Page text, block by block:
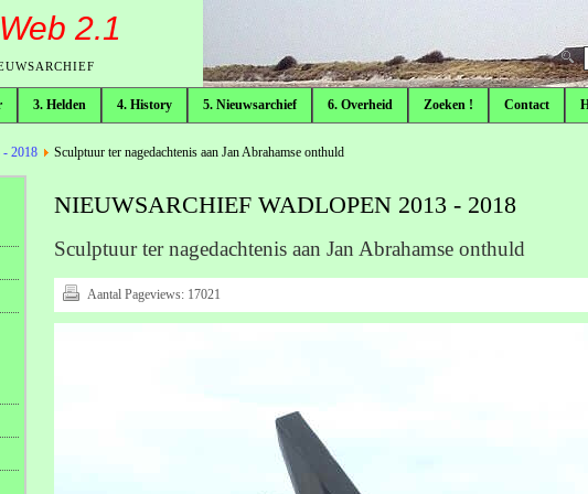
2.1
3. Helden 4. History 5. Nieuwsarchief 6. Overheid Zoeken ! Contact
- 2018 Sculptuur ter nagedachtenis aan Jan Abrahamse onthuld
NIEUWSARCHIEF WADLOPEN 2013 - 2018
Sculptuur ter nagedachtenis aan Jan Abrahamse onthuld
Aantal Pageviews: 17021